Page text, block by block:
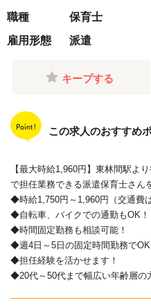
職種
保育士
雇用形態
派遣
キープする
この求人のおすすめ
【最大時給1,960円】東林間駅よ
で担任業務できる派遣保育士さん
◆時給1,750円～1,960円（交通費
◆自転車、バイクでの通勤もOK！
◆時間固定勤務も相談可能！
◆週4日～5日の固定時間勤務でOK
◆担任経験を活かせます！
◆20代～50代まで幅広い年齢層の